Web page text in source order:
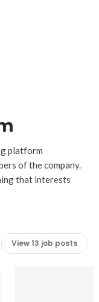
platform
of the company.
that interests
View 13 job posts